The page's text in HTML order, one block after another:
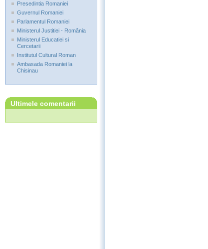
Presedintia Romaniei
Guvernul Romaniei
Parlamentul Romaniei
Ministerul Justitiei - România
Ministerul Educatiei si
Cercetarii
Institutul Cultural Roman
Ambasada Romaniei la
Chisinau
Ultimele comentarii